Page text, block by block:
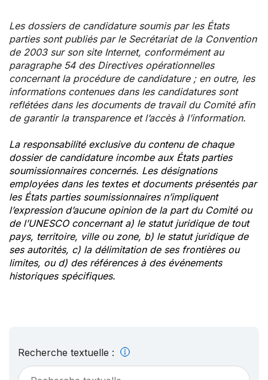
Les dossiers de candidature soumis par les États
parties sont publiés par le Secrétariat de la Convention
de 2003 sur son site Internet, conformément au
paragraphe 54 des Directives opérationnelles
concernant la procédure de candidature ; en outre, les
informations contenues dans les candidatures sont
reflétées dans les documents de travail du Comité afin
de garantir la transparence et l’accès à l’information.
La responsabilité exclusive du contenu de chaque
dossier de candidature incombe aux États parties
soumissionnaires concernés. Les désignations
employées dans les textes et documents présentés par
les États parties soumissionnaires n’impliquent
l’expression d’aucune opinion de la part du Comité ou
de l’UNESCO concernant a) le statut juridique de tout
pays, territoire, ville ou zone, b) le statut juridique de
ses autorités, c) la délimitation de ses frontières ou
limites, ou d) des références à des événements
historiques spécifiques.
Recherche textuelle :